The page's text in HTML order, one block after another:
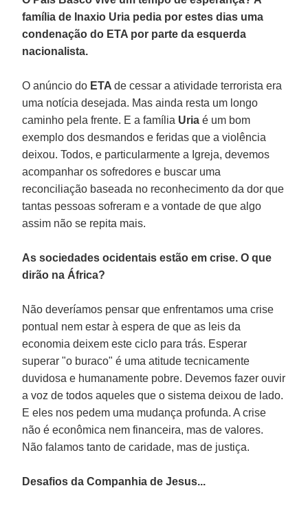
família de Inaxio Uria pedia por estes dias uma
condenação do ETA por parte da esquerda
nacionalista.
O anúncio do ETAde cessar a atividade terrorista era
uma notícia desejada. Mas ainda resta um longo
caminho pela frente. E a família Uriaé um bom
exemplo dos desmandos e feridas que a violência
deixou. Todos, e particularmente a Igreja, devemos
acompanhar os sofredores e buscar uma
reconciliação baseada no reconhecimento da dor que
tantas pessoas sofreram e a vontade de que algo
assim não se repita mais.
As sociedades ocidentais estão em crise. O que
dirão na África?
Não deveríamos pensar que enfrentamos uma crise
pontual nem estar à espera de que as leis da
economia deixem este ciclo para trás. Esperar
superar "o buraco" é uma atitude tecnicamente
duvidosa e humanamente pobre. Devemos fazer ouvir
a voz de todos aqueles que o sistema deixou de lado.
E eles nos pedem uma mudança profunda. A crise
não é econômica nem financeira, mas de valores.
Não falamos tanto de caridade, mas de justiça.
Desafios da Companhia de Jesus...